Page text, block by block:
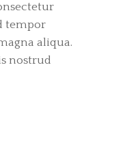
tempor
aliqua.
nostrud